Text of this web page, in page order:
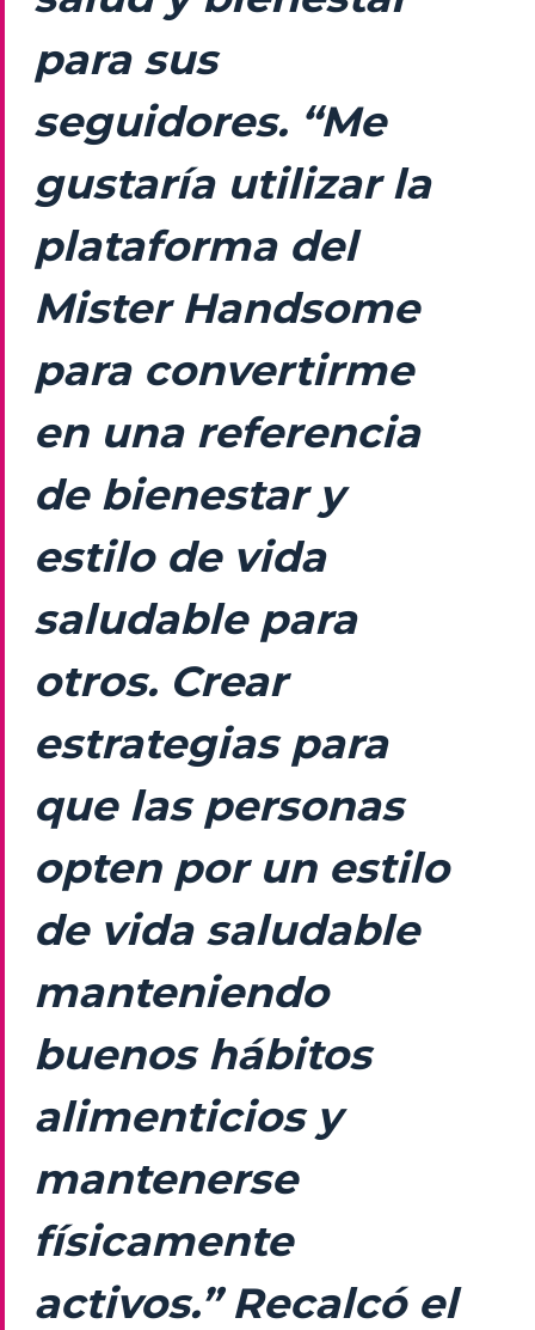
para sus
seguidores. “Me
gustaría utilizar la
plataforma del
Mister Handsome
para convertirme
en una referencia
de bienestar y
estilo de vida
saludable para
otros. Crear
estrategias para
que las personas
opten por un estilo
de vida saludable
manteniendo
buenos hábitos
alimenticios y
mantenerse
físicamente
activos.” Recalcó el